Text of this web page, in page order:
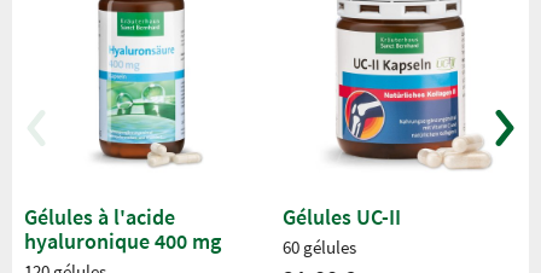
Gélules à l'acide
hyaluronique 400 mg
Gélules UC-II
60 gélules